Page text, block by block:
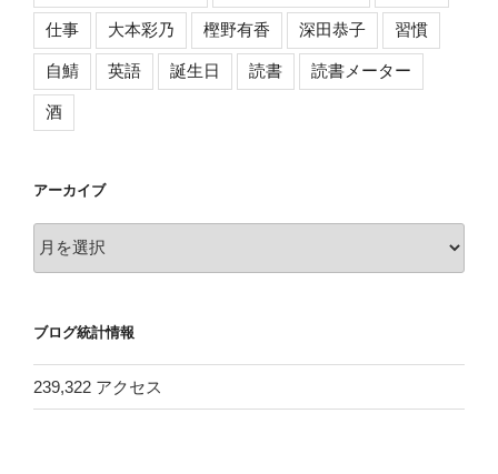
仕事 大本彩乃 樫野有香 深田恭子 習慣
自鯖 英語 誕生日 読書 読書メーター
酒
アーカイブ
ー
ブ
ブログ統計情報
239,322 アクセス